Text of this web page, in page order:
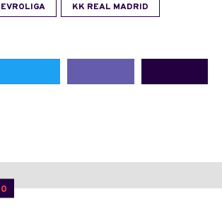
EVROLIGA KK REAL MADRID
0